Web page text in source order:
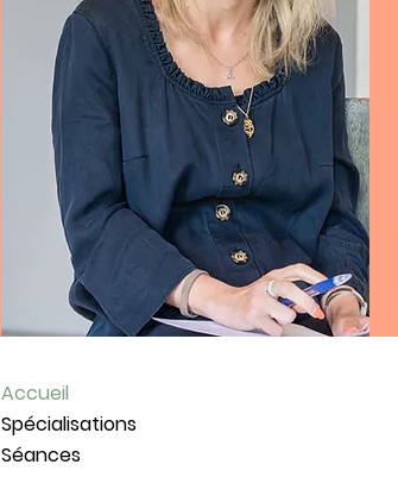
Accueil
Spécialisations
Séances